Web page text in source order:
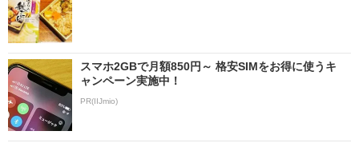
スマホ2GBで月額850円～ 格安SIMをお得に使うキ
ャンペーン実施中！
PR(IIJmio)